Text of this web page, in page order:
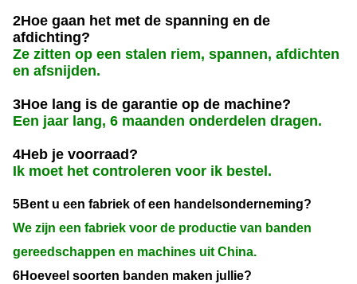
2Hoe gaan het met de spanning en de
afdichting?
Ze zitten op een stalen riem, spannen, afdichten
en afsnijden.
3Hoe lang is de garantie op de machine?
Een jaar lang, 6 maanden onderdelen dragen.
4Heb je voorraad?
Ik moet het controleren voor ik bestel.
5Bent u een fabriek of een handelsonderneming?
We zijn een fabriek voor de productie van banden
gereedschappen en machines uit China.
6Hoeveel soorten banden maken jullie?